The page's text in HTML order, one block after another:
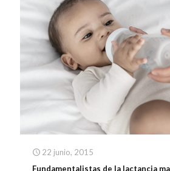
22 junio, 2015
Fundamentalistas de la lactancia